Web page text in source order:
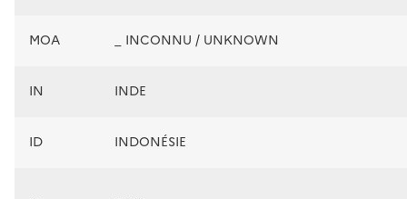
MOA _ INCONNU / UNKNOWN
IN INDE
ID INDONÉSIE